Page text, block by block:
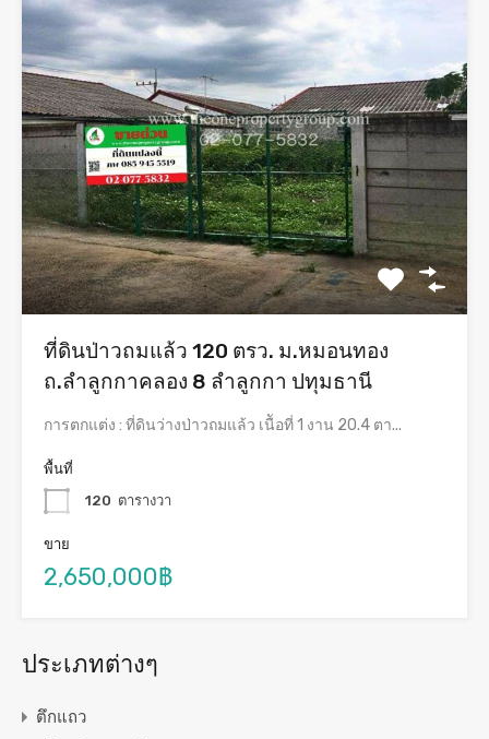
ที่ดินป่าวถมแล้ว 120 ตรว. ม.หมอนทอง
ถ.ลำลูกกาคลอง 8 ลำลูกกา ปทุมธานี
การตกแต่ง : ที่ดินว่างป่าวถมแล้ว เนืัอที่ 1 งาน 20.4 ตา...
พื้นที่
120 ตารางวา
ขาย
2,650,000฿
ประเภทต่างๆ
ตึกแถว